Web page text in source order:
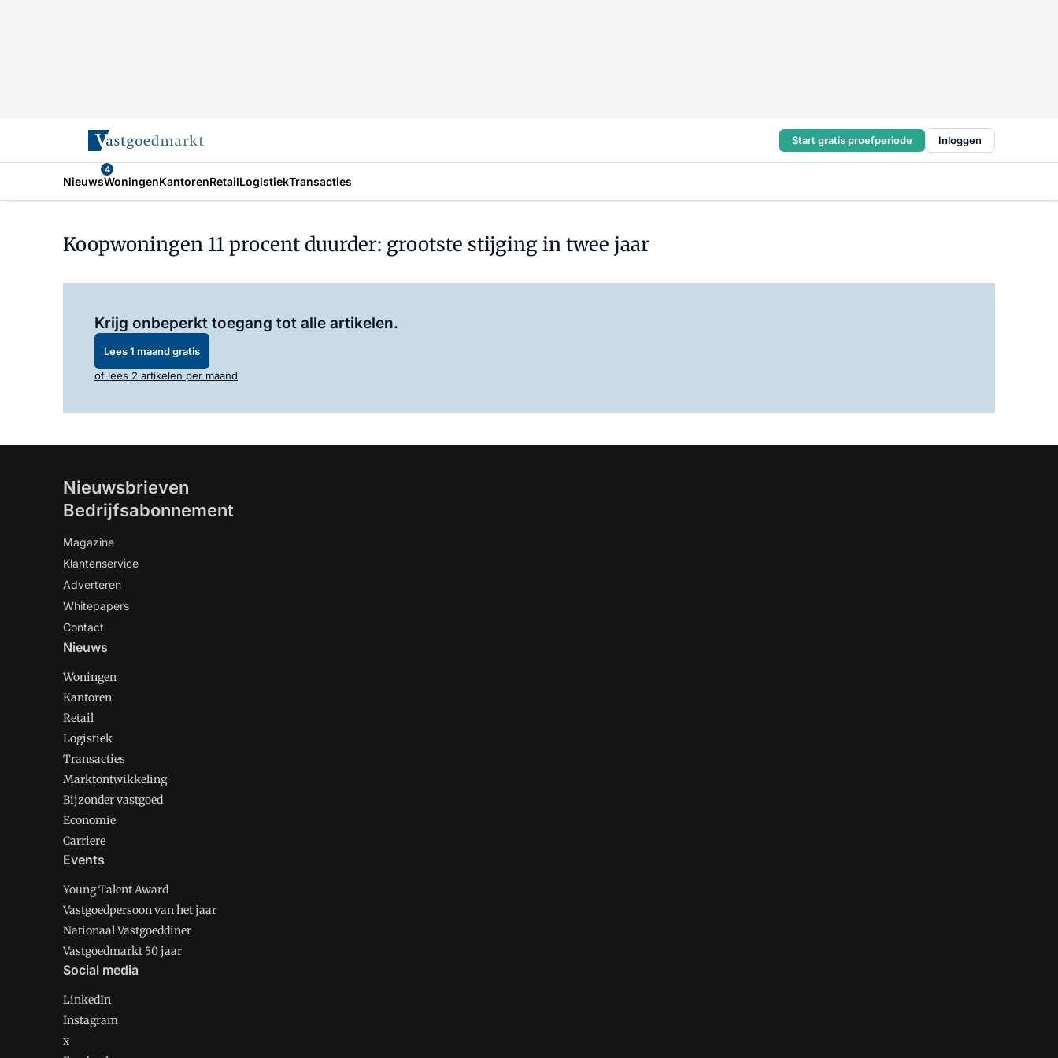
Start gratis proefperiode Inloggen
Nieuws
4
WoningenKantorenRetailLogistiekTransacties
Koopwoningen 11 procent duurder: grootste stijging in twee jaar
Krijg onbeperkt toegang tot alle artikelen.
Lees 1 maand gratis
of lees 2 artikelen per maand
Nieuwsbrieven
Bedrijfsabonnement
Magazine
Klantenservice
Adverteren
Whitepapers
Contact
Nieuws
Woningen
Kantoren
Retail
Logistiek
Transacties
Marktontwikkeling
Bijzonder vastgoed
Economie
Carriere
Events
Young Talent Award
Vastgoedpersoon van het jaar
Nationaal Vastgoeddiner
Vastgoedmarkt 50 jaar
Social media
LinkedIn
Instagram
x